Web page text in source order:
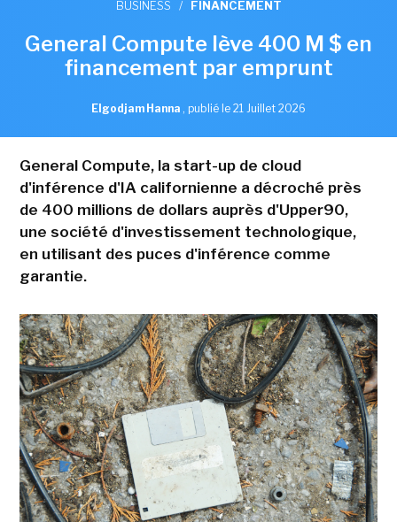
BUSINESS / FINANCEMENT
General Compute lève 400 M $ en
financement par emprunt
Elgodjam Hanna , publié le 21 Juillet 2026
General Compute, la start-up de cloud
d'inférence d'IA californienne a décroché près
de 400 millions de dollars auprès d'Upper90,
une société d'investissement technologique,
en utilisant des puces d'inférence comme
garantie.